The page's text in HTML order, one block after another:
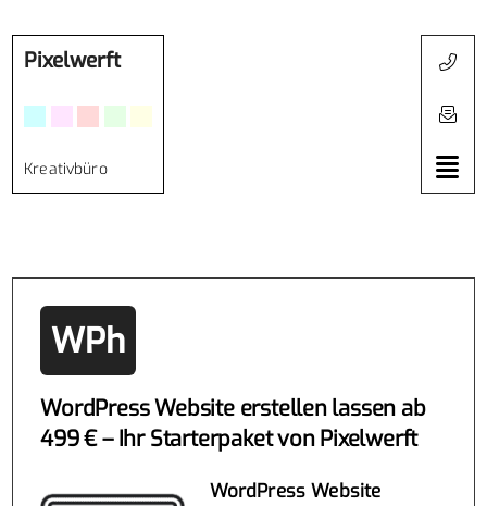
Pixelwerft
Kreativbüro
WPh
WordPress Website erstellen lassen ab
499 € – Ihr Starterpaket von Pixelwerft
WordPress Website